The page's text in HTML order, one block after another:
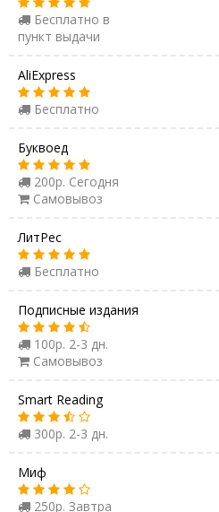
Бесплатно в
пункт выдачи
AliExpress
Бесплатно
Буквоед
200р. Сегодня
Самовывоз
ЛитРес
Бесплатно
Подписные издания
100р. 2-3 дн.
Самовывоз
Smart Reading
300р. 2-3 дн.
Миф
250р. Завтра